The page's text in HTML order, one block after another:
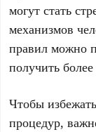
могут стать
механизмов
правил можно
получить
Чтобы
процедур,